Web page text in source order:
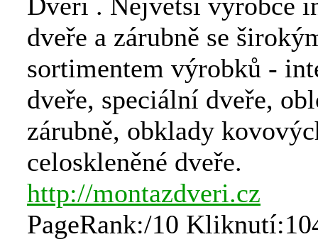
dveře a zárubně se
sortimentem výrobků -
dveře, speciální dveře,
zárubně, obklady
celoskleněné dveře.
http://montazdveri.cz
PageRank:/10